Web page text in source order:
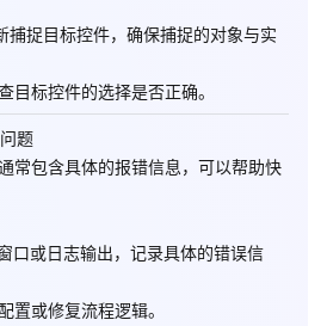
捕捉目标控件，确保捕捉的对象与实
目标控件的选择是否正确。
题
常包含具体的报错信息，可以帮助快
口或日志输出，记录具体的错误信
置或修复流程逻辑。